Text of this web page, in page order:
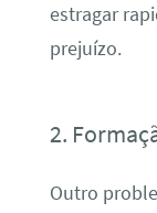
estragar
prejuízo.
2.
Outro